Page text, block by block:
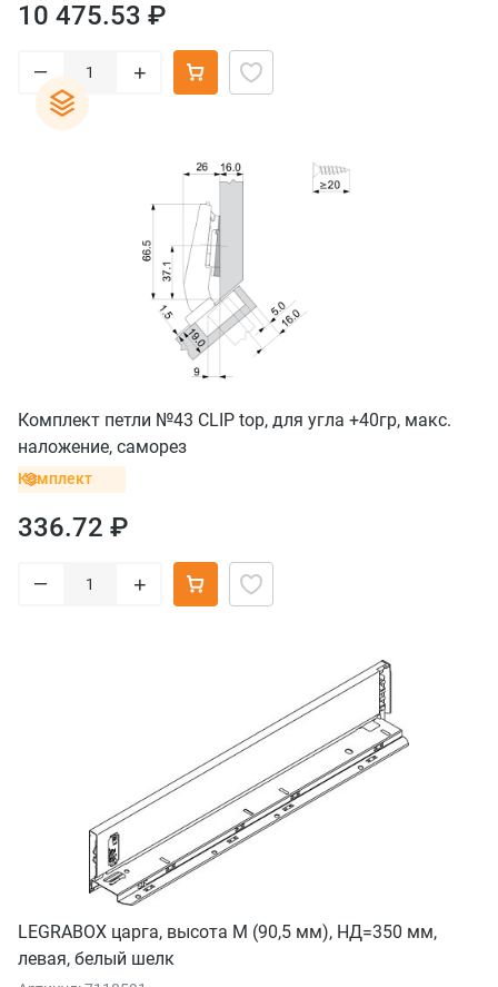
10 475.53 ₽
– +
Комплект петли №43 CLIP top, для угла +40гр, макс.
наложение, саморез
Комплект
336.72 ₽
– +
LEGRABOX царга, высота M (90,5 мм), НД=350 мм,
левая, белый шелк